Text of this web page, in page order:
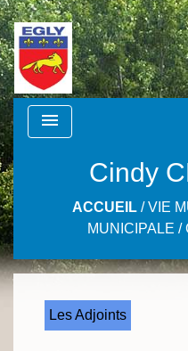
menu
Cindy
ACCUEIL /VIE
MUNICIPALE /
Les Adjoints